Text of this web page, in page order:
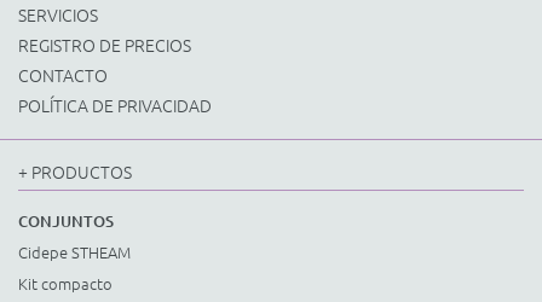
SERVICIOS
REGISTRO DE PRECIOS
CONTACTO
POLÍTICA DE PRIVACIDAD
+ PRODUCTOS
CONJUNTOS
Cidepe STHEAM
Kit compacto